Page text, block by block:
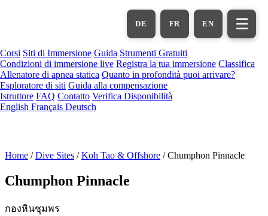
EN
FR
DE ☰
Corsi Siti di Immersione Guida Strumenti Gratuiti
Condizioni di immersione live Registra la tua immersione Classifica
Allenatore di apnea statica Quanto in profondità puoi arrivare?
Esploratore di siti Guida alla compensazione
Istruttore FAQ Contatto Verifica Disponibilità
English Français Deutsch
Home / Dive Sites / Koh Tao & Offshore / Chumphon Pinnacle
Chumphon Pinnacle
กองหินชุมพร